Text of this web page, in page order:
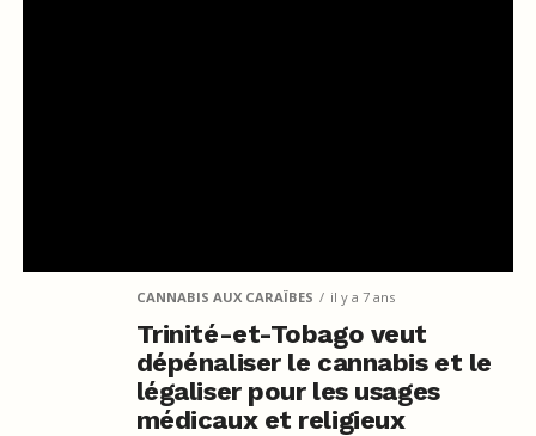
CANNABIS AUX CARAÏBES il y a 7 ans
Trinité-et-Tobago veut
dépénaliser le cannabis et le
légaliser pour les usages
médicaux et religieux